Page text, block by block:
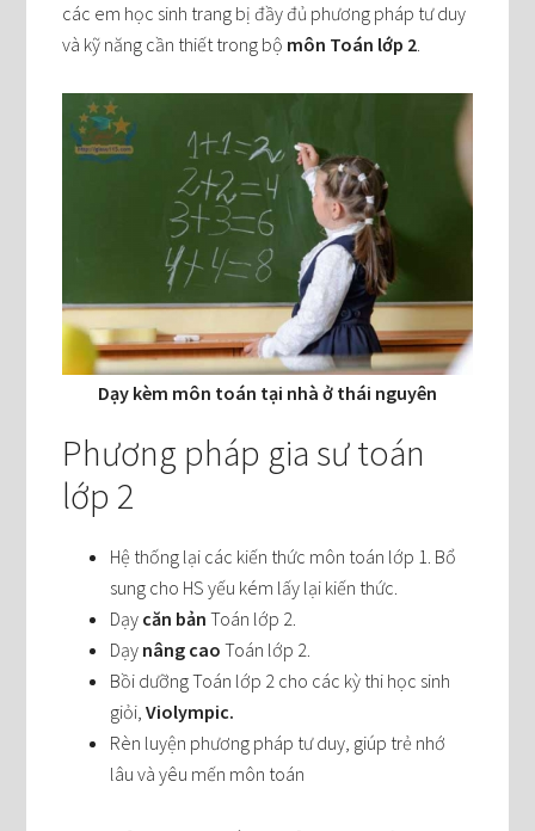
các em học sinh trang bị đầy đủ phương pháp tư duy
và kỹ năng cần thiết trong bộ môn Toán lớp 2.
Dạy kèm môn toán tại nhà ở thái nguyên
Phương pháp gia sư toán
lớp 2
Hệ thống lại các kiến thức môn toán lớp 1. Bổ
sung cho HS yếu kém lấy lại kiến thức.
Dạy căn bản Toán lớp 2.
Dạy nâng cao Toán lớp 2.
Bồi dưỡng Toán lớp 2 cho các kỳ thi học sinh
giỏi,Violympic.
Rèn luyện phương pháp tư duy, giúp trẻ nhớ
lâu và yêu mến môn toán